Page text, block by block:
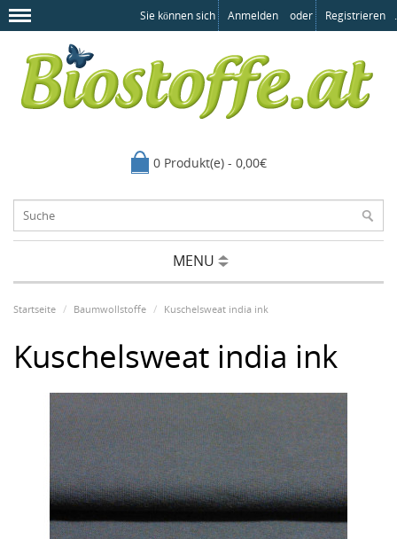
Sie können sich Anmelden oder Registrieren .
0 Produkt(e) - 0,00€
MENU
Startseite Baumwollstoffe Kuschelsweat india ink
Kuschelsweat india ink